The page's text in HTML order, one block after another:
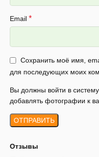
Отзывы
Email *
Сохранить моё имя,
для последующих моих
Вы должны войти в
добавлять фотографии к